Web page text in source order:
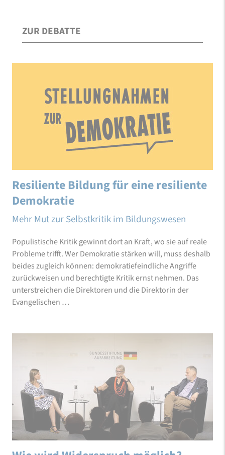
ZUR DEBATTE
Resiliente Bildung für eine resiliente
Demokratie
Mehr Mut zur Selbstkritik im Bildungswesen
Populistische Kritik gewinnt dort an Kraft, wo sie auf reale
Probleme trifft. Wer Demokratie stärken will, muss deshalb
beides zugleich können: demokratiefeindliche Angriffe
zurückweisen und berechtigte Kritik ernst nehmen. Das
unterstreichen die Direktoren und die Direktorin der
Evangelischen …